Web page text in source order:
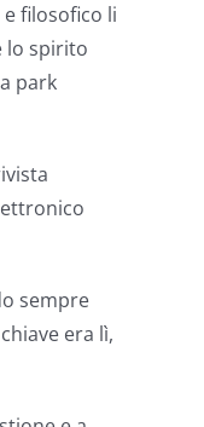
filosofico li
lo spirito
park
sempre
era lì,